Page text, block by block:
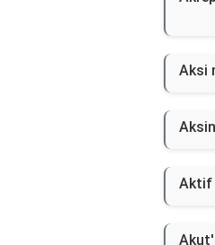
Aksi
Aktif